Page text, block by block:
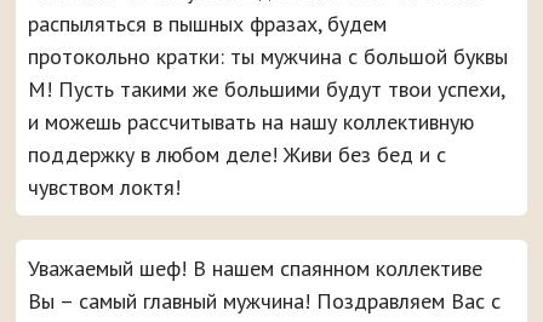
распыляться в пышных фразах, будем
протокольно кратки: ты мужчина с большой буквы
М! Пусть такими же большими будут твои успехи,
и можешь рассчитывать на нашу коллективную
поддержку в любом деле! Живи без бед и с
чувством локтя!
Уважаемый шеф! В нашем спаянном коллективе
Вы – самый главный мужчина! Поздравляем Вас с